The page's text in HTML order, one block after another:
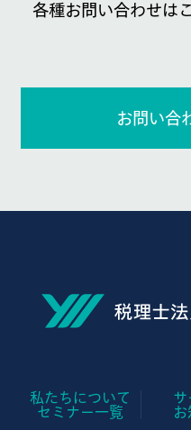
各種お問い合わせは
お問い合
私たちについて サ
セミナー一覧
お